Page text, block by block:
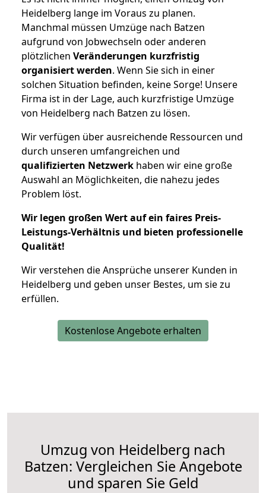
Heidelberg lange im Voraus zu planen.
Manchmal müssen Umzüge nach Batzen
aufgrund von Jobwechseln oder anderen
plötzlichen Veränderungen kurzfristig
organisiert werden. Wenn Sie sich in einer
solchen Situation befinden, keine Sorge! Unsere
Firma ist in der Lage, auch kurzfristige Umzüge
von Heidelberg nach Batzen zu lösen.
Wir verfügen über ausreichende Ressourcen und
durch unseren umfangreichen und
qualifizierten Netzwerk haben wir eine große
Auswahl an Möglichkeiten, die nahezu jedes
Problem löst.
Wir legen großen Wert auf ein faires Preis-
Leistungs-Verhältnis und bieten professionelle
Qualität!
Wir verstehen die Ansprüche unserer Kunden in
Heidelberg und geben unser Bestes, um sie zu
erfüllen.
Kostenlose Angebote erhalten
Umzug von Heidelberg nach
Batzen: Vergleichen Sie Angebote
und sparen Sie Geld